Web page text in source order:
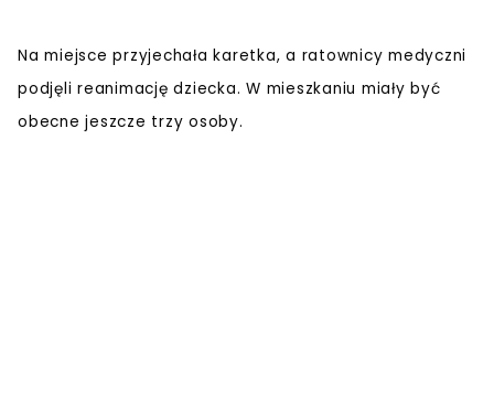
Na miejsce przyjechała karetka, a ratownicy medyczni
podjęli reanimację dziecka. W mieszkaniu miały być
obecne jeszcze trzy osoby.